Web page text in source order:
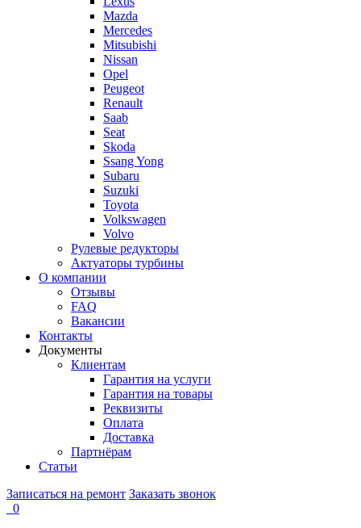
Mazda
Mercedes
Mitsubishi
Nissan
Opel
Peugeot
Renault
Saab
Seat
Skoda
Ssang Yong
Subaru
Suzuki
Toyota
Volkswagen
Volvo
Рулевые редукторы
Актуаторы турбины
О компании
Отзывы
FAQ
Вакансии
Контакты
Документы
Клиентам
Гарантия на услуги
Гарантия на товары
Реквизиты
Оплата
Доставка
Партнёрам
Статьи
Записаться на ремонт Заказать звонок
0